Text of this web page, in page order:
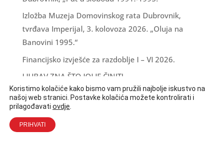
Izložba Muzeja Domovinskog rata Dubrovnik,
tvrđava Imperijal, 3. kolovoza 2026. „Oluja na
Banovini 1995.“
Financijsko izvješće za razdoblje I – VI 2026.
LJUBAV ZNA ŠTO JOJ JE ČINITI
Koristimo kolačiće kako bismo vam pružili najbolje iskustvo na
našoj web stranici. Postavke kolačića možete kontrolirati i
prilagođavati ovdje.
PRIHVATI